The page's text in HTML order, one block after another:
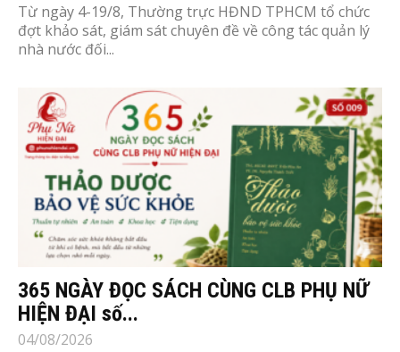
Từ ngày 4-19/8, Thường trực HĐND TPHCM tổ chức
đợt khảo sát, giám sát chuyên đề về công tác quản lý
nhà nước đối...
365 NGÀY ĐỌC SÁCH CÙNG CLB PHỤ NỮ
HIỆN ĐẠI số...
04/08/2026